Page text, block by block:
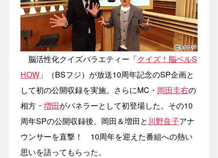
脳活性化クイズバラエティー「クイズ！脳ベルS
HOW」（BSフジ）が放送10周年記念のSP企画と
して初の公開収録を実施。さらにMC・ 岡田圭右の
相方・ 増田がパネラーとして初登場した。その10
周年SPの公開収録後、岡田＆増田と 川野良子アナ
ウンサーを直撃！ 10周年を迎えた番組への熱い
思いを語ってもらった。